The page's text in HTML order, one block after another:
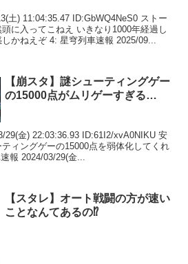
土) 11:04:35.47 ID:GbWQ4NeS0 ストー
に入ってこねえ いきなり1000年経過し
かねえぞ 4: 星穹列車速報 2025/09...
【崩スタ】謎シューティングゲー
の15000点がムリゲーすぎる…
29(金) 22:03:36.93 ID:61I2/xvA0NIKU 安
ィングゲーの15000点を弱体化してくれ
報 2024/03/29(金...
【スタレ】オート戦闘の方が速い
ことなんてあるの⁉